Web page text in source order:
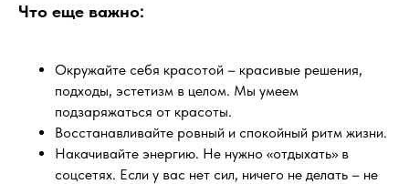
Что еще важно:
Окружайте себя красотой – красивые решения,
подходы, эстетизм в целом. Мы умеем
подзаряжаться от красоты.
Восстанавливайте ровный и спокойный ритм жизни.
Накачивайте энергию. Не нужно «отдыхать» в
соцсетях. Если у вас нет сил, ничего не делать – не